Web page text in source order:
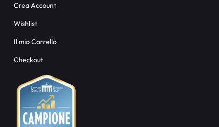
Crea Account
Wishlist
Il mio Carrello
Checkout